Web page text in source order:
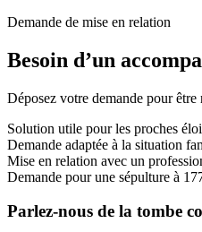
Demande de mise en relation
Besoin d’un
Déposez votre demande pour
Solution utile pour les proches
Demande adaptée à la situation
Mise en relation avec un
Demande pour une sépulture à
Parlez-nous de la tombe